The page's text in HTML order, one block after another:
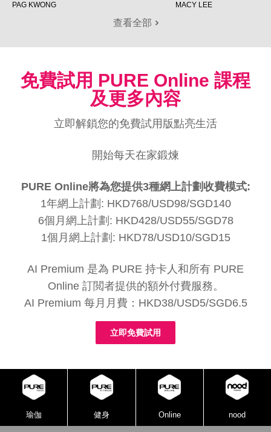
PAG KWONG MACY LEE
查看全部
免費試用 PURE Online 課程
及更多內容
立即解鎖您的免費試用版點亮生活
開始每天在家鍛煉
PURE Online將為您提供3種網上計劃收費模式:
1年網上計劃: HKD768/USD98/SGD140
6個月網上計劃: HKD428/USD55/SGD78
1個月網上計劃: HKD78/USD10/SGD15
AI Premium 是為 PURE 持卡人和所有 PURE
Online 訂閲者提供的額外付費服務。
AI Premium 每月月費：HKD38/USD5/SGD6.5
立即免費試用
瑜伽 健身 Online nood